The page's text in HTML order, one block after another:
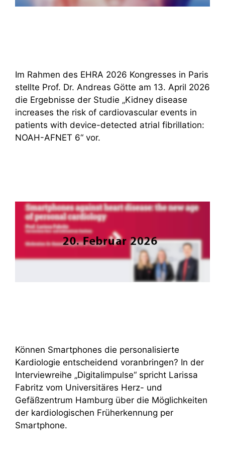
Im Rahmen des EHRA 2026 Kongresses in Paris
stellte Prof. Dr. Andreas Götte am 13. April 2026
die Ergebnisse der Studie „Kidney disease
increases the risk of cardiovascular events in
patients with device-detected atrial fibrillation:
NOAH-AFNET 6“ vor.
Können Smartphones die personalisierte
Kardiologie entscheidend voranbringen? In der
Interviewreihe „Digitalimpulse“ spricht Larissa
Fabritz vom Universitäres Herz- und
Gefäßzentrum Hamburg über die Möglichkeiten
der kardiologischen Früherkennung per
Smartphone.